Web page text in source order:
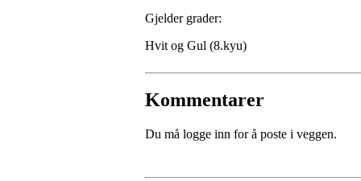
Gjelder grader:
Hvit og Gul (8.kyu)
Kommentarer
Du må logge inn for å poste i veggen.